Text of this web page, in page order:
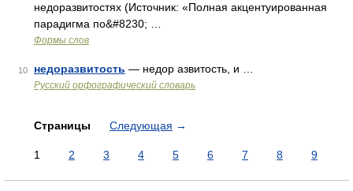
недоразвитостях (Источник: «Полная акцентуированная
парадигма по&#8230; …
Формы слов
10 недоразвитость — недор азвитость, и …
Русский орфографический словарь
Страницы Следующая →
1 2 3 4 5 6 7 8 9